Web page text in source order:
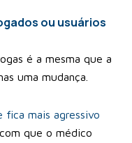
ou usuários
é a mesma que a
uma mudança.
fica mais agressivo
que o médico